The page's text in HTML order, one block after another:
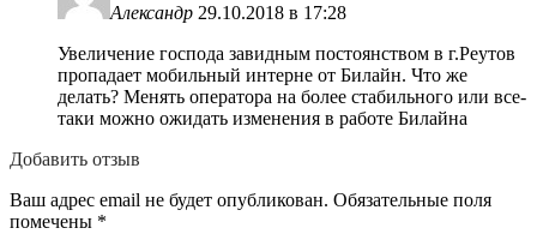
Александр 29.10.2018 в 17:28
Увеличение господа завидным постоянством в г.Реутов
пропадает мобильный интерне от Билайн. Что же
делать? Менять оператора на более стабильного или все-
таки можно ожидать изменения в работе Билайна
Добавить отзыв
Ваш адрес email не будет опубликован. Обязательные поля
помечены *